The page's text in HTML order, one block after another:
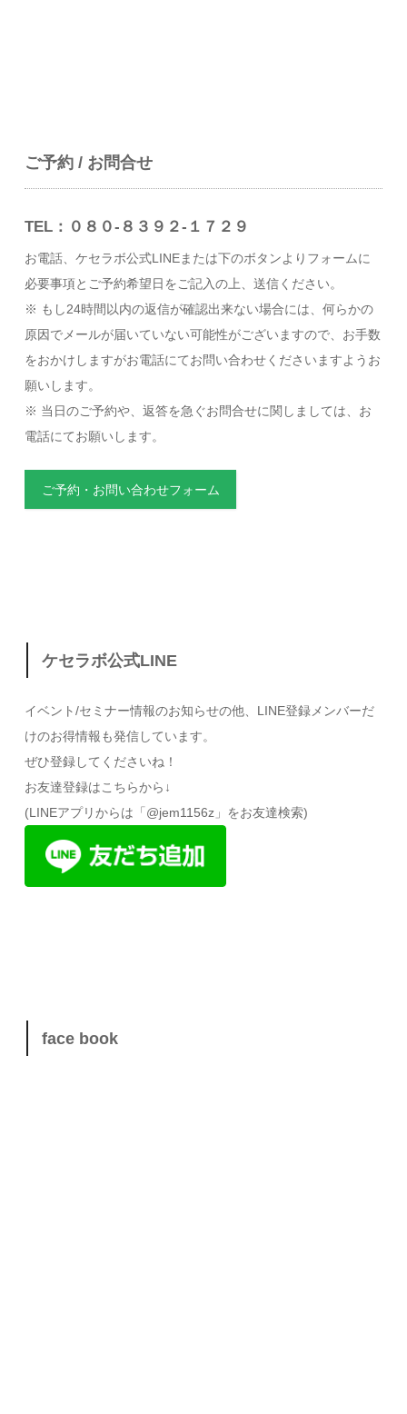
ご予約 / お問合せ
TEL：０８０-８３９２-１７２９
お電話、ケセラボ公式LINEまたは下のボタンよりフォームに
必要事項とご予約希望日をご記入の上、送信ください。
※ もし24時間以内の返信が確認出来ない場合には、何らかの
原因でメールが届いていない可能性がございますので、お手数
をおかけしますがお電話にてお問い合わせくださいますようお
願いします。
※ 当日のご予約や、返答を急ぐお問合せに関しましては、お
電話にてお願いします。
ご予約・お問い合わせフォーム
ケセラボ公式LINE
イベント/セミナー情報のお知らせの他、LINE登録メンバーだ
けのお得情報も発信しています。
ぜひ登録してくださいね！
お友達登録はこちらから↓
(LINEアプリからは「@jem1156z」をお友達検索)
face book